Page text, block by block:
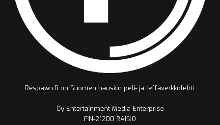
Respawn.fi on Suomen hauskin peli- ja leffaverkkolehti.
Oy Entertainment Media Enterprise
FIN-21200 RAISIO